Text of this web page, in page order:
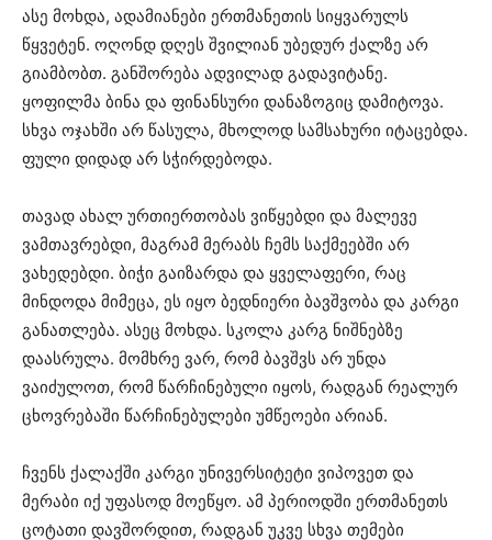
ასე მოხდა, ადამიანები ერთმანეთის სიყვარულს
წყვეტენ. ოღონდ დღეს შვილიან უბედურ ქალზე არ
გიამბობთ. განშორება ადვილად გადავიტანე.
ყოფილმა ბინა და ფინანსური დანაზოგიც დამიტოვა.
სხვა ოჯახში არ წასულა, მხოლოდ სამსახური იტაცებდა.
ფული დიდად არ სჭირდებოდა.
თავად ახალ ურთიერთობას ვიწყებდი და მალევე
ვამთავრებდი, მაგრამ მერაბს ჩემს საქმეებში არ
ვახედებდი. ბიჭი გაიზარდა და ყველაფერი, რაც
მინდოდა მიმეცა, ეს იყო ბედნიერი ბავშვობა და კარგი
განათლება. ასეც მოხდა. სკოლა კარგ ნიშნებზე
დაასრულა. მომხრე ვარ, რომ ბავშვს არ უნდა
ვაიძულოთ, რომ წარჩინებული იყოს, რადგან რეალურ
ცხოვრებაში წარჩინებულები უმწეოები არიან.
ჩვენს ქალაქში კარგი უნივერსიტეტი ვიპოვეთ და
მერაბი იქ უფასოდ მოეწყო. ამ პერიოდში ერთმანეთს
ცოტათი დავშორდით, რადგან უკვე სხვა თემები